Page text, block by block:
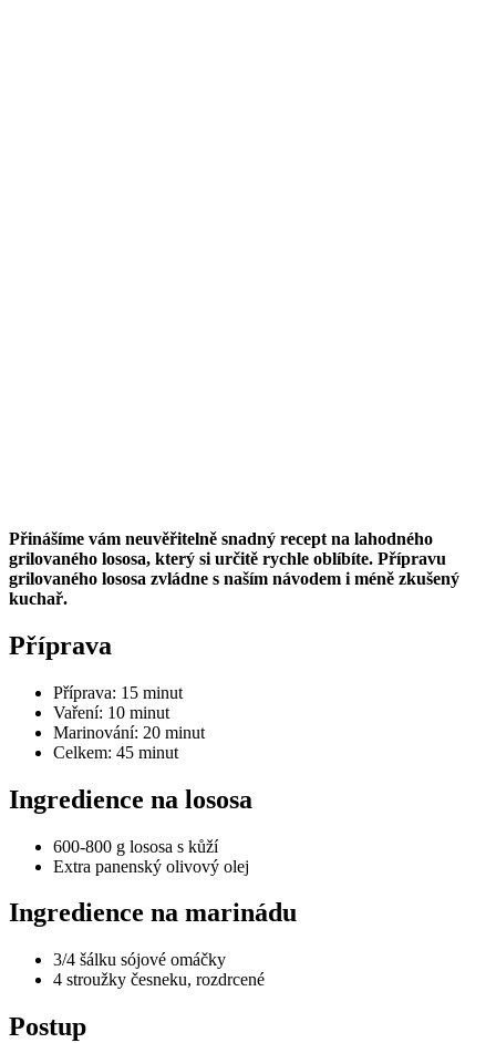
Přinášíme vám neuvěřitelně snadný recept na lahodného
grilovaného lososa, který si určitě rychle oblíbíte. Přípravu
grilovaného lososa zvládne s naším návodem i méně zkušený
kuchař.
Příprava
Příprava: 15 minut
Vaření: 10 minut
Marinování: 20 minut
Celkem: 45 minut
Ingredience na lososa
600-800 g lososa s kůží
Extra panenský olivový olej
Ingredience na marinádu
3/4 šálku sójové omáčky
4 stroužky česneku, rozdrcené
Postup